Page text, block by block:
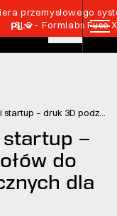
przemysłowego
SLS – Formlabs Fuse
PL
Napędzamy polski startup – druk 3D podzespołów do ładowarek elektrycznych dla Euroloop
startup –
do
dla